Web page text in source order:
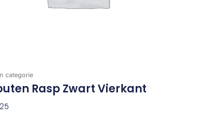
categorie
Rasp Zwart Vierkant